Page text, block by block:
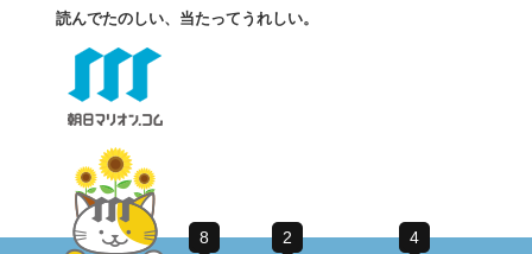
読んでたのしい、当たってうれしい。
8 2 4